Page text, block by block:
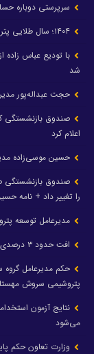
سرپرستی دوباره
شد
حجت عبداله‌پور
صندوق بازنشستگی
اعلام کرد
حسین موسی‌زاده
صندوق بازنشستگی
را تغییر داد + نامه
مدیرعامل توسعه
افت حدود ۳ درصدی قیمت نفت
حکم مدیرعامل گروه
پتروشیمی سروش
می‌شود
وزارت تعاون حکم